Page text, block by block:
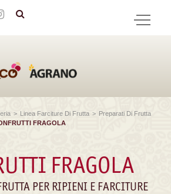
> Linea Farciture Di Frutta > Preparati Di Frutta
FRAGOLA
FRAGOLA
PER RIPIENI E FARCITURE